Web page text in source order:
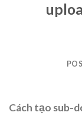
Cách tạo sub-